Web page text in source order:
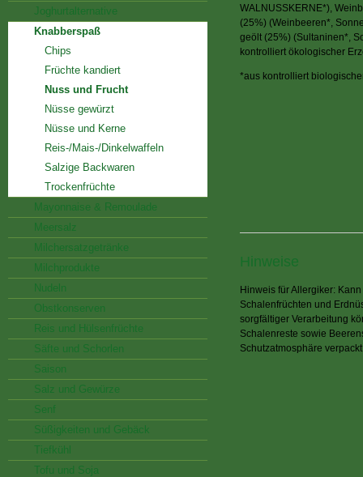
Joghurtalternative
Knabberspaß
Chips
Früchte kandiert
Nuss und Frucht
Nüsse gewürzt
Nüsse und Kerne
Reis-/Mais-/Dinkelwaffeln
Salzige Backwaren
Trockenfrüchte
Mayonnaise & Remoulade
Meersalz
Milchersatzgetränke
Milchprodukte
Nudeln
Obstkonserven
Reis und Hülsenfrüchte
Säfte und Schorlen
Saison
Salz und Gewürze
Senf
Süßigkeiten und Gebäck
Tiefkühl
Tofu und Soja
WALNUSSKERNE*),
(25%) (Weinbeeren*,
geölt (25%) (Sultaninen*,
kontrolliert ökologischer
*aus kontrolliert
Hinweise
Hinweis für Allergiker:
Schalenfrüchten und
sorgfältiger Verarbeitung
Schalenreste sowie
Schutzatmosphäre